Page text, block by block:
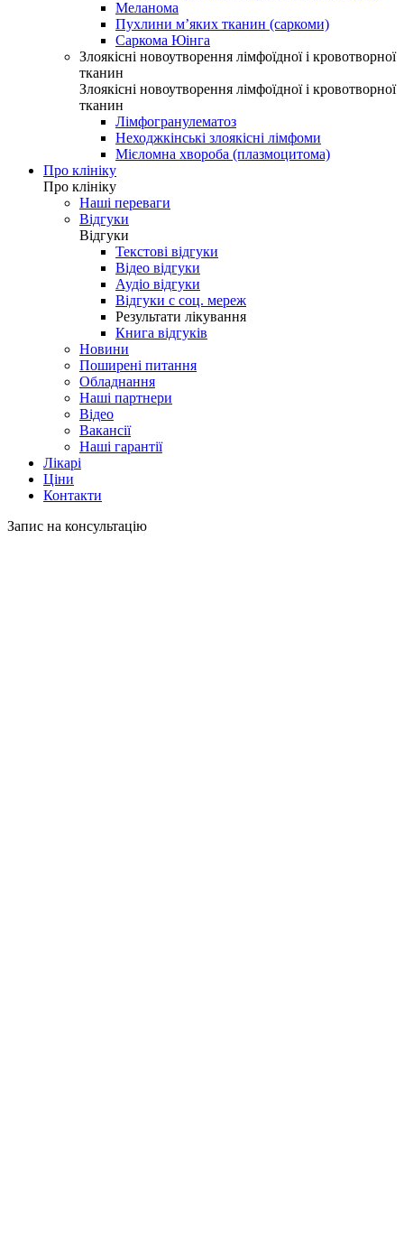
Меланома
Пухлини м’яких тканин (саркоми)
Саркома Юінга
Злоякісні новоутворення лімфоїдної і кровотворної
тканин
Злоякісні новоутворення лімфоїдної і кровотворної
тканин
Лімфогранулематоз
Неходжкінські злоякісні лімфоми
Мієломна хвороба (плазмоцитома)
Про клініку
Про клініку
Наші переваги
Відгуки
Відгуки
Текстові відгуки
Відео відгуки
Аудіо відгуки
Відгуки с соц. мереж
Результати лікування
Книга відгуків
Новини
Поширені питання
Обладнання
Наші партнери
Відео
Вакансії
Наші гарантії
Лікарі
Ціни
Контакти
Запис на консультацію